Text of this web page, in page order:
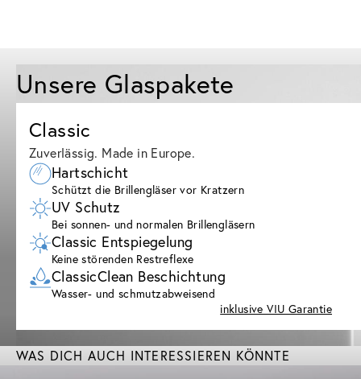
Unsere Glaspakete
Classic
Zuverlässig. Made in Europe.
Hartschicht
Schützt die Brillengläser vor Kratzern
UV Schutz
Bei sonnen- und normalen Brillengläsern
Classic Entspiegelung
Keine störenden Restreflexe
ClassicClean Beschichtung
Wasser- und schmutzabweisend
inklusive VIU Garantie
WAS DICH AUCH INTERESSIEREN KÖNNTE